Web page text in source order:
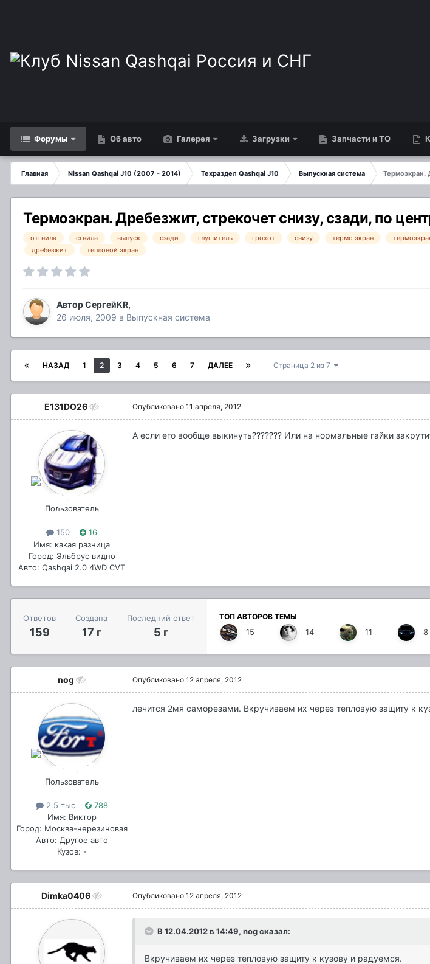
Форумы Об авто Галерея Загрузки Запчасти и ТО
Главная Nissan Qashqai J10 (2007 - 2014) Техраздел Qashqai J10 Выпускная система
Термоэкран.
Термоэкран. Дребезжит, стрекочет снизу, сзади, по
отгнила сгнила выпуск сзади глушитель грохот снизу термо экран
дребезжит
тепловой экран
АвторСергейKR,
26 июля, 2009 в Выпускная система
НАЗАД 1 2 3 4 5 6 7 ДАЛЕЕ Страница 2 из 7
E131DO26
Пользователь
150
16
Имя: какая разница
Город: Эльбрус видно
Авто: Qashqai 2.0 4WD CVT
Опубликовано 11 апреля, 2012
А если его вообще выкинуть??????? Или на нормальные гайки
Ответов
159
Создана
17 г
Последний ответ
5 г
ТОП АВТОРОВ ТЕМЫ
15 14 11 8
nog
Пользователь
2.5 тыс
788
Имя: Виктор
Город: Москва-нерезиновая
Авто: Другое авто
Кузов: -
Опубликовано 12 апреля, 2012
лечится 2мя саморезами. Вкручиваем их через тепловую защиту к
Dimka0406 Опубликовано 12 апреля, 2012
В 12.04.2012 в 14:49, nog сказал:
Вкручиваем их через тепловую защиту к кузову и радуемся.